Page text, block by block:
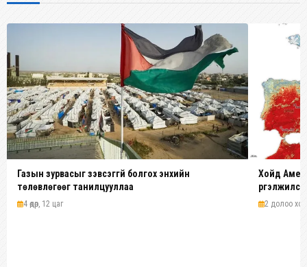
Газын зурвасыг зэвсэггүй болгох энхийн
төлөвлөгөөг танилцууллаа
4 өдөр, 12 цаг
Хойд
2 долоо